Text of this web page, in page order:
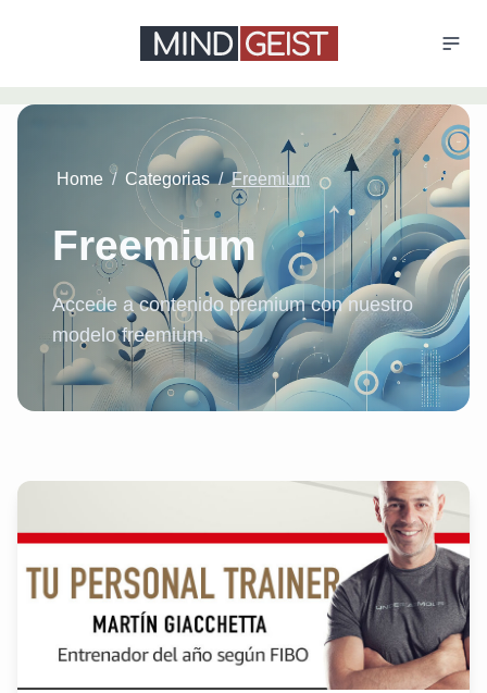
Home / Categorias / Freemium
Freemium
Accede a contenido premium con nuestro
modelo freemium.